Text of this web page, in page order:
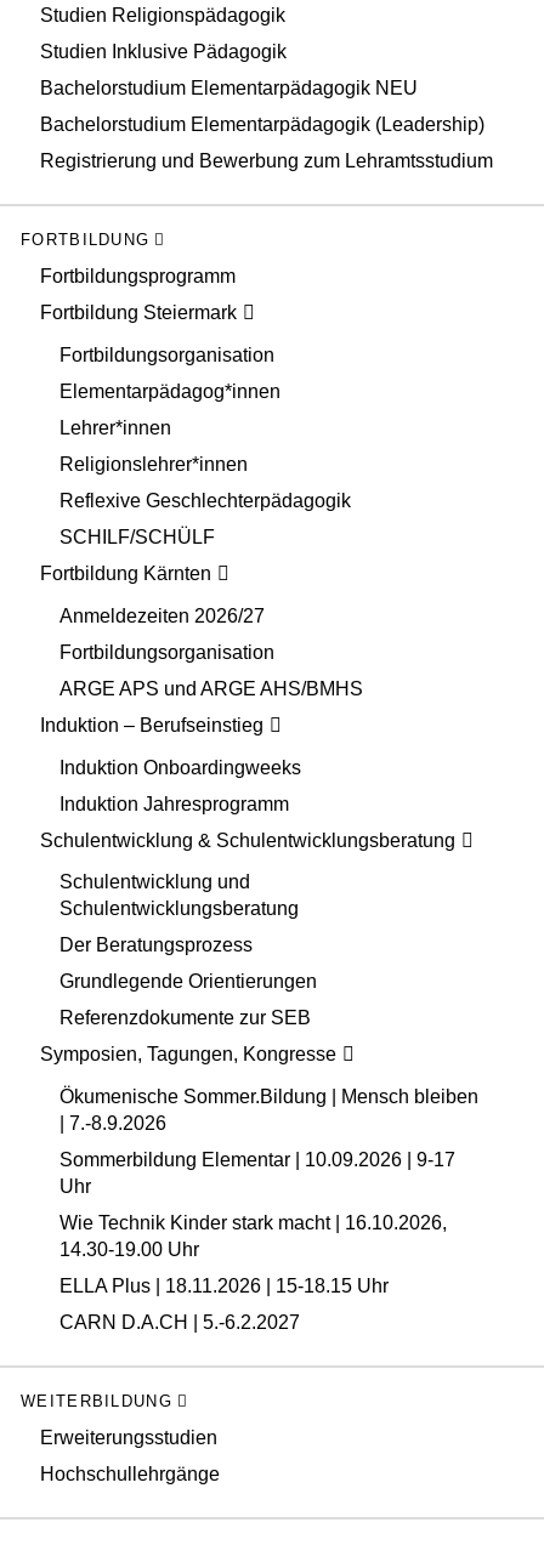
Studien Religionspädagogik
Studien Inklusive Pädagogik
Bachelorstudium Elementarpädagogik NEU
Bachelorstudium Elementarpädagogik (Leadership)
Registrierung und Bewerbung zum Lehramtsstudium
FORTBILDUNG
Fortbildungsprogramm
Fortbildung Steiermark
Fortbildungsorganisation
Elementarpädagog*innen
Lehrer*innen
Religionslehrer*innen
Reflexive Geschlechterpädagogik
SCHILF/SCHÜLF
Fortbildung Kärnten
Anmeldezeiten 2026/27
Fortbildungsorganisation
ARGE APS und ARGE AHS/BMHS
Induktion – Berufseinstieg
Induktion Onboardingweeks
Induktion Jahresprogramm
Schulentwicklung & Schulentwicklungsberatung
Schulentwicklung und
Schulentwicklungsberatung
Der Beratungsprozess
Grundlegende Orientierungen
Referenzdokumente zur SEB
Symposien, Tagungen, Kongresse
Ökumenische Sommer.Bildung | Mensch bleiben
| 7.-8.9.2026
Sommerbildung Elementar | 10.09.2026 | 9-17
Uhr
Wie Technik Kinder stark macht | 16.10.2026,
14.30-19.00 Uhr
ELLA Plus | 18.11.2026 | 15-18.15 Uhr
CARN D.A.CH | 5.-6.2.2027
WEITERBILDUNG
Erweiterungsstudien
Hochschullehrgänge